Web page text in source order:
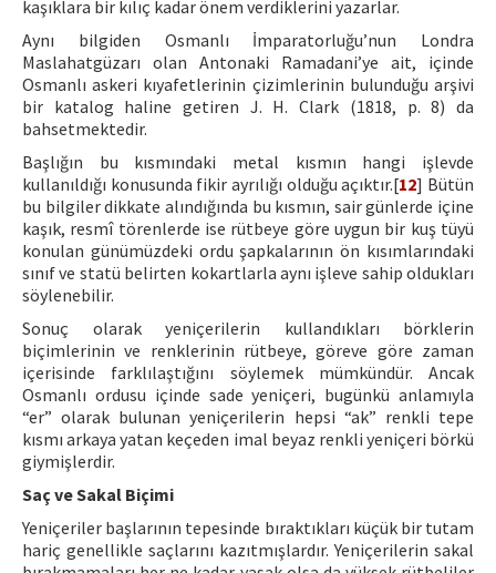
kaşıklara bir kılıç kadar önem verdiklerini yazarlar.
Aynı bilgiden Osmanlı İmparatorluğu’nun Londra
Maslahatgüzarı olan Antonaki Ramadani’ye ait, içinde
Osmanlı askeri kıyafetlerinin çizimlerinin bulunduğu arşivi
bir katalog haline getiren J. H. Clark (1818, p. 8) da
bahsetmektedir.
Başlığın bu kısmındaki metal kısmın hangi işlevde
kullanıldığı konusunda fikir ayrılığı olduğu açıktır.[12] Bütün
bu bilgiler dikkate alındığında bu kısmın, sair günlerde içine
kaşık, resmî törenlerde ise rütbeye göre uygun bir kuş tüyü
konulan günümüzdeki ordu şapkalarının ön kısımlarındaki
sınıf ve statü belirten kokartlarla aynı işleve sahip oldukları
söylenebilir.
Sonuç olarak yeniçerilerin kullandıkları börklerin
biçimlerinin ve renklerinin rütbeye, göreve göre zaman
içerisinde farklılaştığını söylemek mümkündür. Ancak
Osmanlı ordusu içinde sade yeniçeri, bugünkü anlamıyla
“er” olarak bulunan yeniçerilerin hepsi “ak” renkli tepe
kısmı arkaya yatan keçeden imal beyaz renkli yeniçeri börkü
giymişlerdir.
Saç ve Sakal Biçimi
Yeniçeriler başlarının tepesinde bıraktıkları küçük bir tutam
hariç genellikle saçlarını kazıtmışlardır. Yeniçerilerin sakal